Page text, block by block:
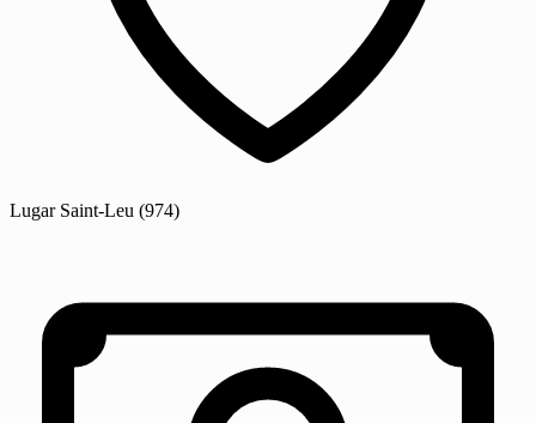
Lugar Saint-Leu (974)